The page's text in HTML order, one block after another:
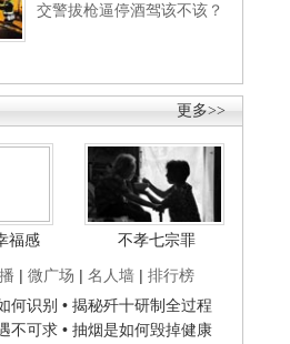
交警拔枪逼停酒驾该不该？
更多>>
福感
不孝七宗罪
| 微广场 | 名人墙 | 排行榜
何识别 • 揭秘歼十研制全过程
不可求 • 抽烟是如何毁掉健康